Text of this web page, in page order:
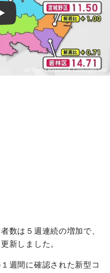
Play
数は５週連続の増加で、
新しました。
週間に確認された新型コ